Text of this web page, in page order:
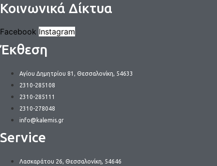
Κοινωνικά Δίκτυα
Facebook Instagram
Έκθεση
Αγίου Δημητρίου 81, Θεσσαλονίκη, 54633
2310-285108
2310-285111
2310-278048
info@kalemis.gr
Service
Λασκαράτου 26, Θεσσαλονίκη, 54646